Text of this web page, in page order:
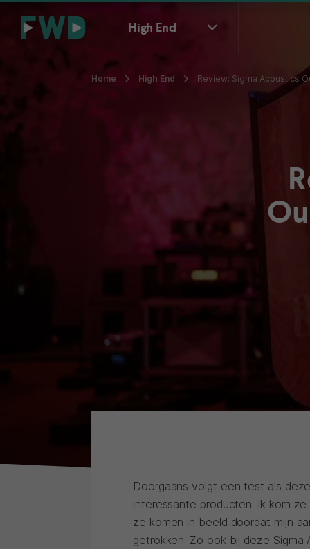
High End
Home High End Review: Sigma Acoustics
Doorgaans volgt een test als
interessante producten. Ik kom
ze komen in beeld doordat mijn
getrokken. Zo ook bij deze